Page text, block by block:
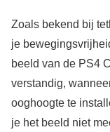
Zoals bekend bij
je
beeld van de PS4
verstandig,
ooghoogte te
je het beeld niet